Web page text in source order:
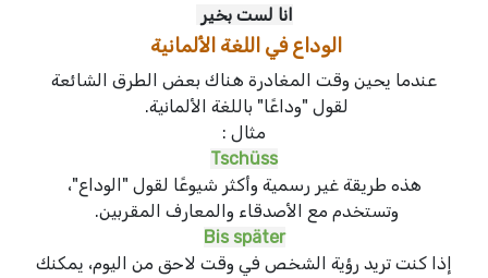
انا لست بخير
الوداع في اللغة الألمانية
عندما يحين وقت المغادرة هناك بعض الطرق الشائعة
لقول "وداعًا" باللغة الألمانية.
مثال :
Tschüss
هذه طريقة غير رسمية وأكثر شيوعًا لقول "الوداع"،
وتستخدم مع الأصدقاء والمعارف المقربين.
Bis später
إذا كنت تريد رؤية الشخص في وقت لاحق من اليوم، يمكنك